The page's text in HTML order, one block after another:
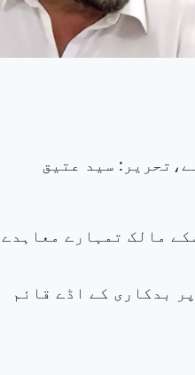
سید عتیق
مالک تمہارے معاہدے
بدکاری کے اڈے قائم